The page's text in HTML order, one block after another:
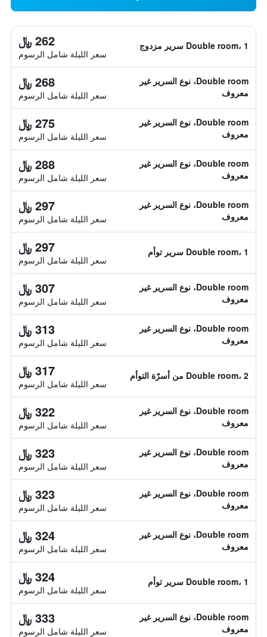
Double room، 1 سرير مزدوج 262 ﷼
سعر الليلة شامل الرسوم
Double room، نوع السرير غير
معروف
268 ﷼
سعر الليلة شامل الرسوم
Double room، نوع السرير غير
معروف
275 ﷼
سعر الليلة شامل الرسوم
Double room، نوع السرير غير
معروف
288 ﷼
سعر الليلة شامل الرسوم
Double room، نوع السرير غير
معروف
297 ﷼
سعر الليلة شامل الرسوم
Double room، 1 سرير توأم 297 ﷼
سعر الليلة شامل الرسوم
Double room، نوع السرير غير
معروف
307 ﷼
سعر الليلة شامل الرسوم
Double room، نوع السرير غير
معروف
313 ﷼
سعر الليلة شامل الرسوم
Double room، 2 من أسرّة التوأم 317 ﷼
سعر الليلة شامل الرسوم
Double room، نوع السرير غير
معروف
322 ﷼
سعر الليلة شامل الرسوم
Double room، نوع السرير غير
معروف
323 ﷼
سعر الليلة شامل الرسوم
Double room، نوع السرير غير
معروف
323 ﷼
سعر الليلة شامل الرسوم
Double room، نوع السرير غير
معروف
324 ﷼
سعر الليلة شامل الرسوم
Double room، 1 سرير توأم 324 ﷼
سعر الليلة شامل الرسوم
Double room، نوع السرير غير
معروف
333 ﷼
سعر الليلة شامل الرسوم